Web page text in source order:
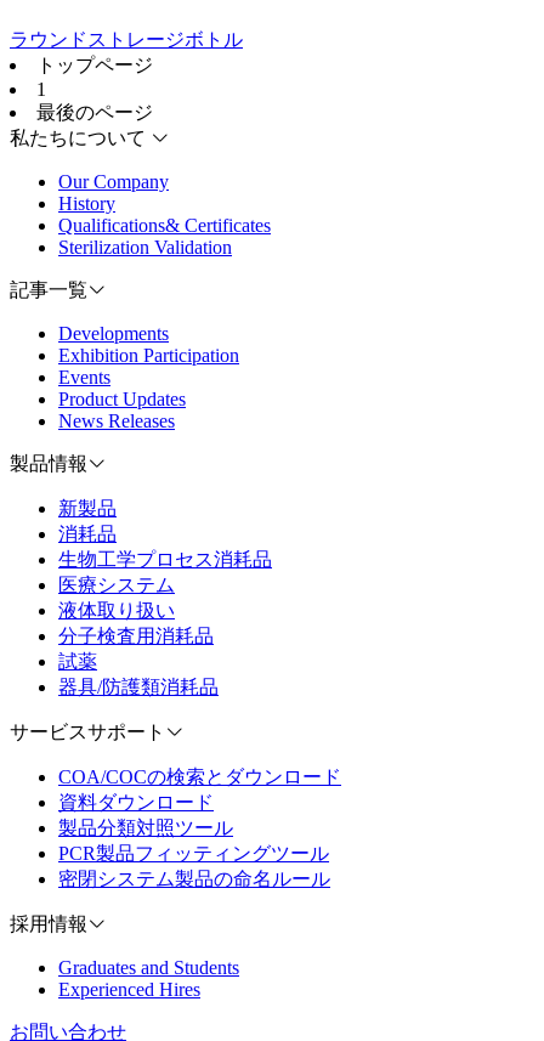
ラウンドストレージボトル
トップページ
1
最後のページ
私たちについて
Our Company
History
Qualifications& Certificates
Sterilization Validation
記事一覧
Developments
Exhibition Participation
Events
Product Updates
News Releases
製品情報
新製品
消耗品
生物工学プロセス消耗品
医療システム
液体取り扱い
分子検査用消耗品
試薬
器具/防護類消耗品
サービスサポート
COA/COCの検索とダウンロード
資料ダウンロード
製品分類対照ツール
PCR製品フィッティングツール
密閉システム製品の命名ルール
採用情報
Graduates and Students
Experienced Hires
お問い合わせ